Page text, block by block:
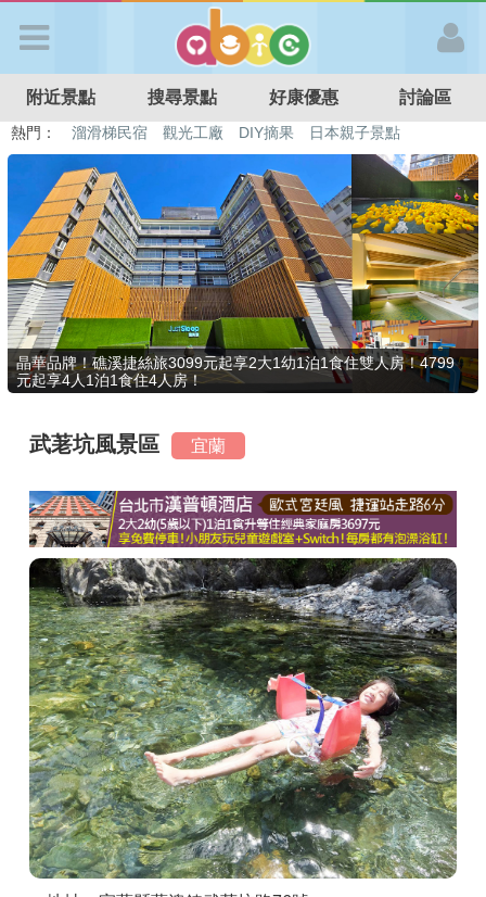
APP登入
首 頁
搜尋景點
好康優惠
最新消息
最新留言
商家合作
推薦景點
討論區
聯絡我們
APP下載
附近景點 搜尋景點 好康優惠 討論區
熱門： 溜滑梯民宿 觀光工廠 DIY摘果
日本親子景點
特色遊戲場
親子住房優惠 台北親子餐廳 溫泉泡湯SPA
晶華品牌！礁溪捷絲旅3099元起享2大1幼1泊1食住雙人房！4799
元起享4人1泊1食住4人房！
武荖坑風景區 宜蘭